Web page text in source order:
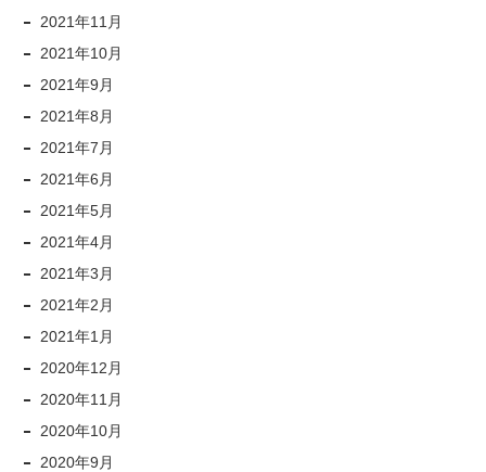
2021年11月
2021年10月
2021年9月
2021年8月
2021年7月
2021年6月
2021年5月
2021年4月
2021年3月
2021年2月
2021年1月
2020年12月
2020年11月
2020年10月
2020年9月